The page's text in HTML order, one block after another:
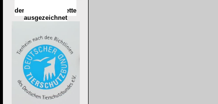
der
Tierheimplakette
ausgezeichnet